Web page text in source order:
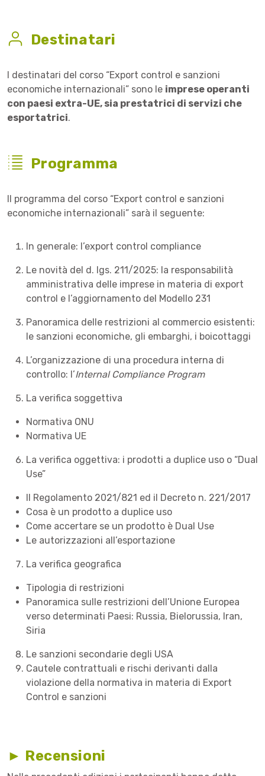
Destinatari
I destinatari del corso “Export control e sanzioni
economiche internazionali” sono le imprese operanti
con paesi extra-UE, sia prestatrici di servizi che
esportatrici.
Programma
Il programma del corso “Export control e sanzioni
economiche internazionali” sarà il seguente:
In generale: l’export control compliance
Le novità del d. lgs. 211/2025: la responsabilità
amministrativa delle imprese in materia di export
control e l’aggiornamento del Modello 231
Panoramica delle restrizioni al commercio esistenti:
le sanzioni economiche, gli embarghi, i boicottaggi
L’organizzazione di una procedura interna di
controllo: l’Internal Compliance Program
La verifica soggettiva
Normativa ONU
Normativa UE
La verifica oggettiva: i prodotti a duplice uso o “Dual
Use”
Il Regolamento 2021/821 ed il Decreto n. 221/2017
Cosa è un prodotto a duplice uso
Come accertare se un prodotto è Dual Use
Le autorizzazioni all’esportazione
La verifica geografica
Tipologia di restrizioni
Panoramica sulle restrizioni dell’Unione Europea
verso determinati Paesi: Russia, Bielorussia, Iran,
Siria
Le sanzioni secondarie degli USA
Cautele contrattuali e rischi derivanti dalla
violazione della normativa in materia di Export
Control e sanzioni
► Recensioni